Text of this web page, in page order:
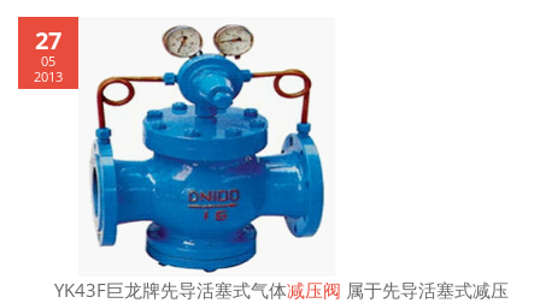
27
05
2013
YK43F巨龙牌先导活塞式气体减压阀 属于先导活塞式减压